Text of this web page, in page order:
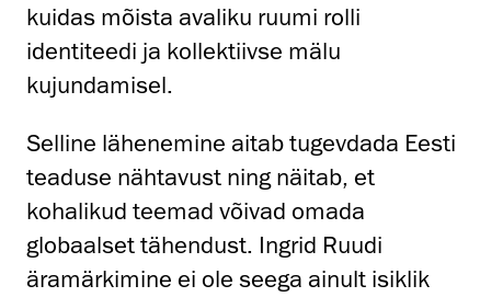
kuidas mõista avaliku ruumi rolli
identiteedi ja kollektiivse mälu
kujundamisel.
Selline lähenemine aitab tugevdada Eesti
teaduse nähtavust ning näitab, et
kohalikud teemad võivad omada
globaalset tähendust. Ingrid Ruudi
äramärkimine ei ole seega ainult isiklik